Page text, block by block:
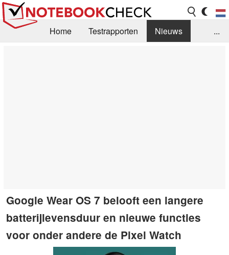
Home Testrapporten
Nieuws
...
Google Wear OS 7 belooft een langere
batterijlevensduur en nieuwe functies
voor onder andere de Pixel Watch